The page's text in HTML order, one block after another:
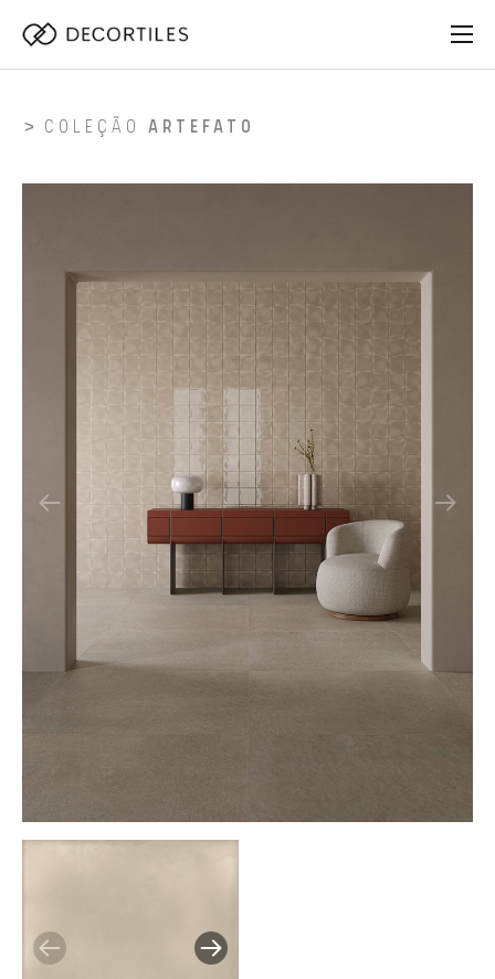
COLEÇÃO ARTEFATO